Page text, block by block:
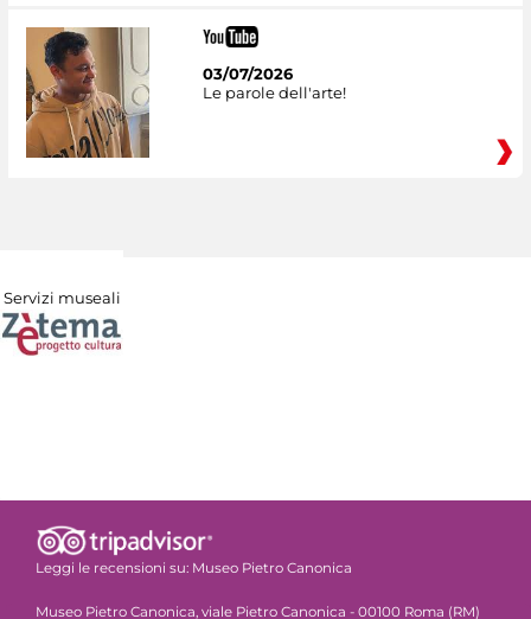
03/07/2026
Le parole dell'arte!
Servizi museali
Leggi le recensioni su: Museo Pietro Canonica
Museo Pietro Canonica, viale Pietro Canonica - 00100 Roma (RM)